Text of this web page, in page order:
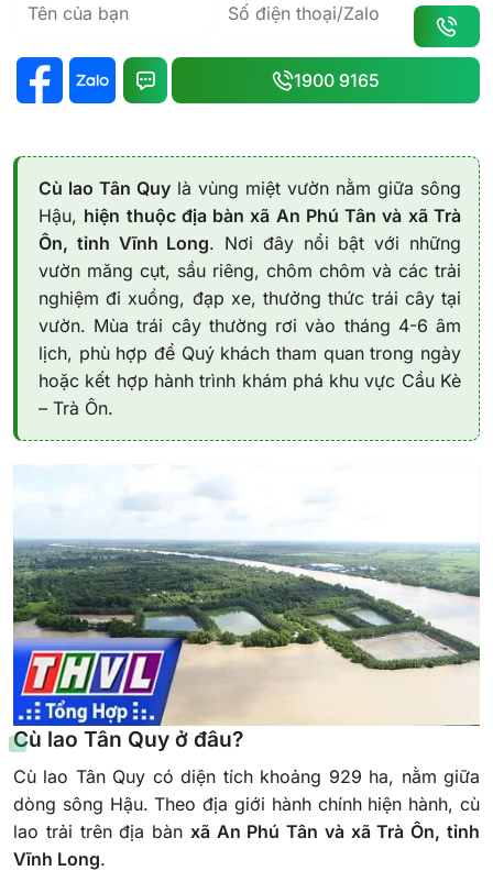
1900 9165
Cù lao Tân Quy là vùng miệt vườn nằm giữa sông
Hậu, hiện thuộc địa bàn xã An Phú Tân và xã Trà
Ôn, tỉnh Vĩnh Long. Nơi đây nổi bật với những
vườn măng cụt, sầu riêng, chôm chôm và các trải
nghiệm đi xuồng, đạp xe, thưởng thức trái cây tại
vườn. Mùa trái cây thường rơi vào tháng 4-6 âm
lịch, phù hợp để Quý khách tham quan trong ngày
hoặc kết hợp hành trình khám phá khu vực Cầu Kè
– Trà Ôn.
Cù lao Tân Quy ở đâu?
Cù lao Tân Quy có diện tích khoảng 929 ha, nằm giữa
dòng sông Hậu. Theo địa giới hành chính hiện hành, cù
lao trải trên địa bàn xã An Phú Tân và xã Trà Ôn, tỉnh
Vĩnh Long.